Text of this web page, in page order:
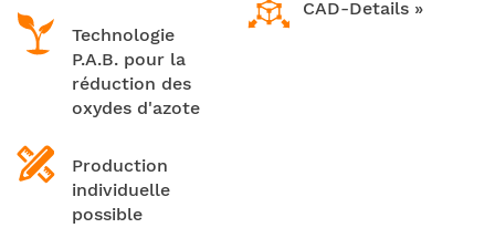
Technologie
P.A.B. pour la
réduction des
oxydes d'azote
Production
individuelle
possible
CAD-Details »